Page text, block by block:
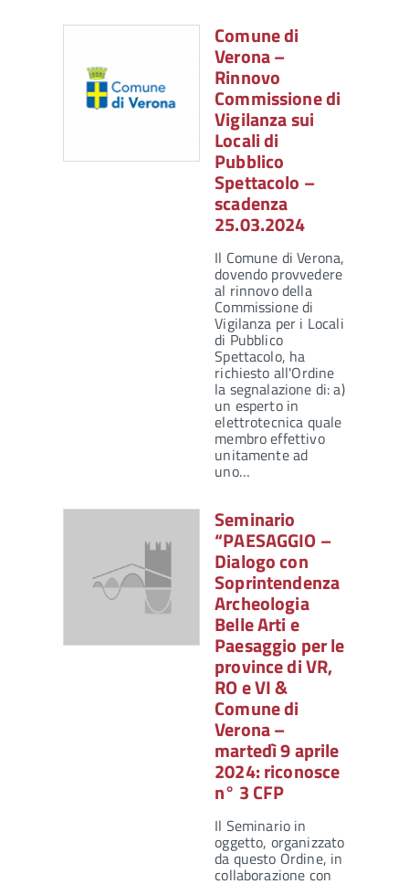
Comune di
Verona –
Rinnovo
Commissione di
Vigilanza sui
Locali di
Pubblico
Spettacolo –
scadenza
25.03.2024
Il Comune di Verona,
dovendo provvedere
al rinnovo della
Commissione di
Vigilanza per i Locali
di Pubblico
Spettacolo, ha
richiesto all'Ordine
la segnalazione di: a)
un esperto in
elettrotecnica quale
membro effettivo
unitamente ad
uno…
Seminario
“PAESAGGIO –
Dialogo con
Soprintendenza
Archeologia
Belle Arti e
Paesaggio per le
province di VR,
RO e VI &
Comune di
Verona –
martedì 9 aprile
2024: riconosce
n° 3 CFP
Il Seminario in
oggetto, organizzato
da questo Ordine, in
collaborazione con